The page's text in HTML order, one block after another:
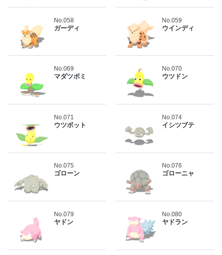
No.058
ガーディ
No.059
ウインディ
No.069
マダツボミ
No.070
ウツドン
No.071
ウツボット
No.074
イシツブテ
No.075
ゴローン
No.076
ゴローニャ
No.079
ヤドン
No.080
ヤドラン